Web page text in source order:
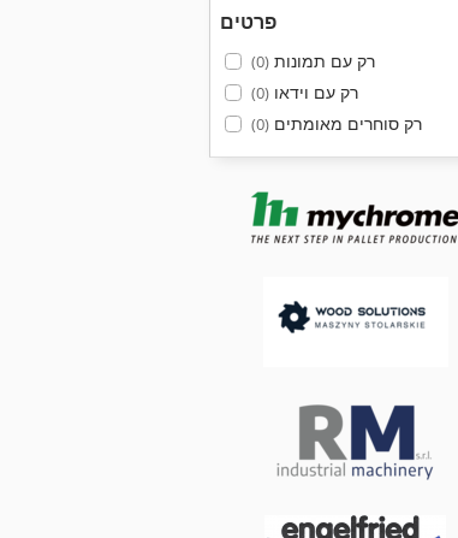
פרטים
רק עם תמונות(0)
רק עם וידאו(0)
רק סוחרים מאומתים(0)